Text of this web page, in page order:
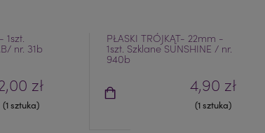
1szt.
nr. 31b
zł
(1 sztuka)
PŁASKI TRÓJKĄT- 22mm -
1szt. Szklane SUNSHINE / nr.
940b
4,90 zł
(1 sztuka)